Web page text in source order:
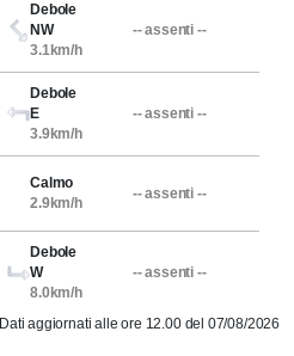
Debole
NW
3.1km/h
-- assenti --
Debole
E
3.9km/h
-- assenti --
Calmo
2.9km/h
-- assenti --
Debole
W
8.0km/h
-- assenti --
Dati aggiornati alle ore 12.00 del 07/08/2026